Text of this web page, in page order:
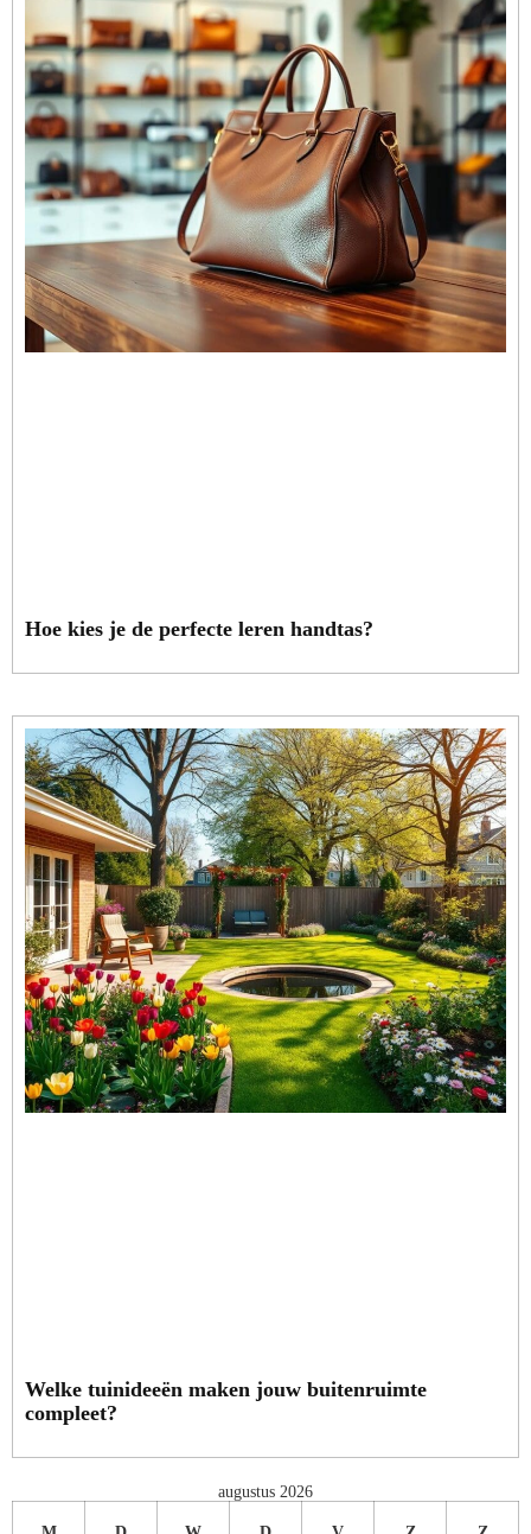
Hoe kies je de perfecte leren handtas?
Welke tuinideeën maken jouw buitenruimte
compleet?
augustus 2026